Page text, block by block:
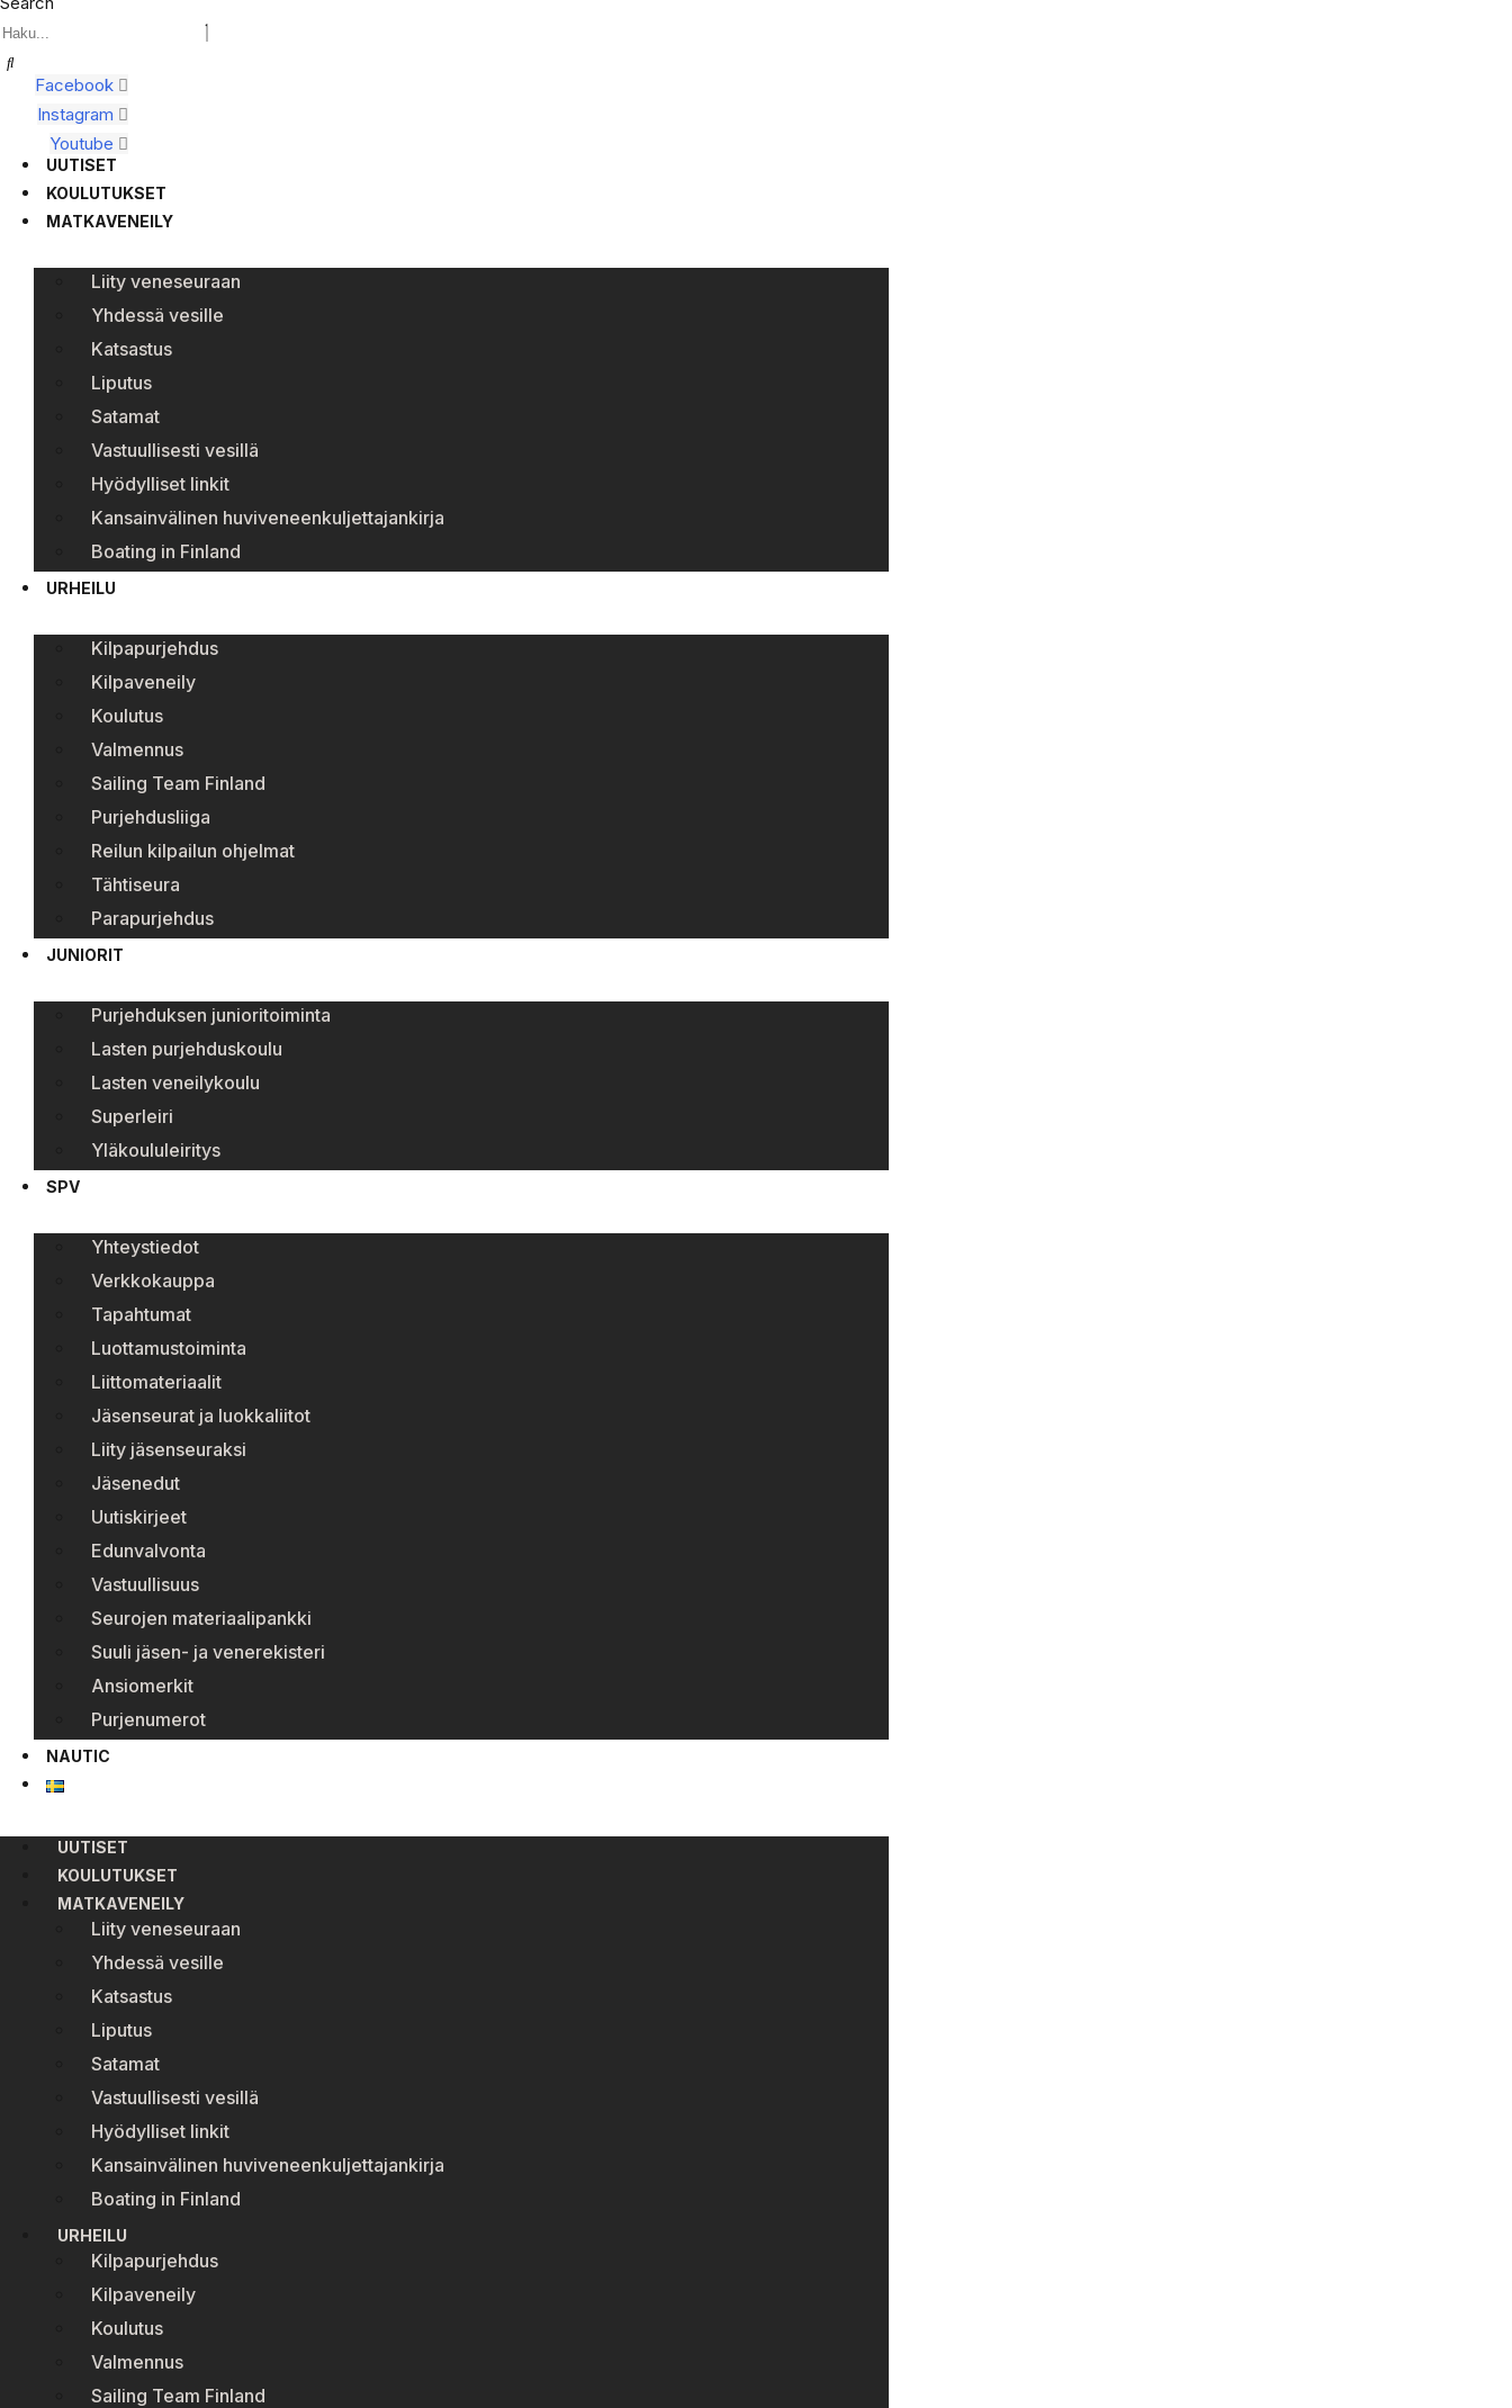
Facebook
Instagram
Youtube
UUTISET
KOULUTUKSET
MATKAVENEILY
Liity veneseuraan
Yhdessä vesille
Katsastus
Liputus
Satamat
Vastuullisesti vesillä
Hyödylliset linkit
Kansainvälinen huviveneenkuljettajankirja
Boating in Finland
URHEILU
Kilpapurjehdus
Kilpaveneily
Koulutus
Valmennus
Sailing Team Finland
Purjehdusliiga
Reilun kilpailun ohjelmat
Tähtiseura
Parapurjehdus
JUNIORIT
Purjehduksen junioritoiminta
Lasten purjehduskoulu
Lasten veneilykoulu
Superleiri
Yläkoululeiritys
SPV
Yhteystiedot
Verkkokauppa
Tapahtumat
Luottamustoiminta
Liittomateriaalit
Jäsenseurat ja luokkaliitot
Liity jäsenseuraksi
Jäsenedut
Uutiskirjeet
Edunvalvonta
Vastuullisuus
Seurojen materiaalipankki
Suuli jäsen- ja venerekisteri
Ansiomerkit
Purjenumerot
NAUTIC
UUTISET
KOULUTUKSET
MATKAVENEILY
Liity veneseuraan
Yhdessä vesille
Katsastus
Liputus
Satamat
Vastuullisesti vesillä
Hyödylliset linkit
Kansainvälinen huviveneenkuljettajankirja
Boating in Finland
URHEILU
Kilpapurjehdus
Kilpaveneily
Koulutus
Valmennus
Sailing Team Finland